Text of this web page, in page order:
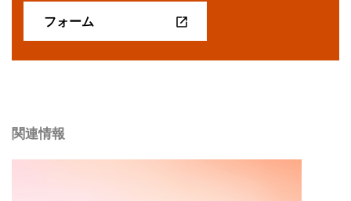
フォーム
関連情報